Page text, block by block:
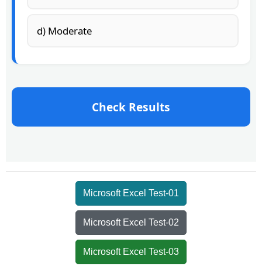
d) Moderate
Check Results
Microsoft Excel Test-01
Microsoft Excel Test-02
Microsoft Excel Test-03